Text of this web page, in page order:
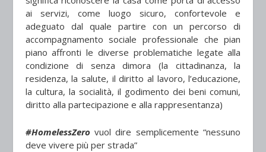
ai servizi, come luogo sicuro, confortevole e
adeguato dal quale partire con un percorso di
accompagnamento sociale professionale che pian
piano affronti le diverse problematiche legate alla
condizione di senza dimora (la cittadinanza, la
residenza, la salute, il diritto al lavoro, l’educazione,
la cultura, la socialità, il godimento dei beni comuni,
diritto alla partecipazione e alla rappresentanza)
#HomelessZero vuol dire semplicemente “nessuno
deve vivere più per strada”